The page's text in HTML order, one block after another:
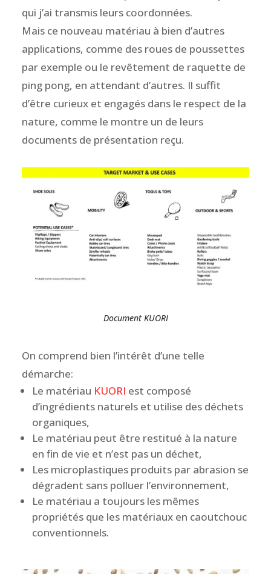
qui j’ai transmis leurs coordonnées.
Mais ce nouveau matériau à bien d’autres
applications, comme des roues de poussettes
par exemple ou le revêtement de raquette de
ping pong, en attendant d’autres. Il suffit
d’être curieux et engagés dans le respect de la
nature, comme le montre un de leurs
documents de présentation reçu.
Document KUORI
On comprend bien l’intérêt d’une telle
démarche:
Le matériau KUORI est composé
d’ingrédients naturels et utilise des déchets
organiques,
Le matériau peut être restitué à la nature
en fin de vie et n’est pas un déchet,
Les microplastiques produits par abrasion se
dégradent sans polluer l’environnement,
Le matériau a toujours les mêmes
propriétés que les matériaux en caoutchouc
conventionnels.